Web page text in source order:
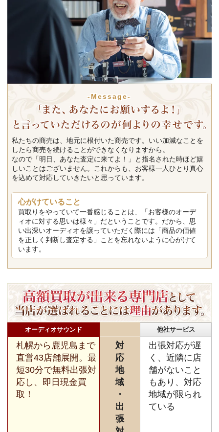
-Message-
私たちの商売は、地元に根付いた商売です。いい加減なことを
したら商売を続けることができなくなりますから。
なので「明日、あなた査定に来てよ！」と指名された時ほど嬉
しいことはございません。これからも、お客様一人ひとり真心
を込めて対応していきたいと思っています。
心がけていること
買取りをやっていて一番感じることは、「お客様のオーデ
ィオに対する思いは様々」だということです。だから、思
い出深いオーディオを譲っていただく際には「商品の価値
を正しく判断し査定する」ことを忘れないように心がけて
います。
オーディオサウンド 他社サービス
札幌から鹿児島まで
直営43店舗展開。最
短30分で無料出張対
応し、即日現金買
取！
対
応
地
域
・
出
張
出張対応が遅
く、近隣に店
舗がないこと
もあり、対応
地域が限られ
ている